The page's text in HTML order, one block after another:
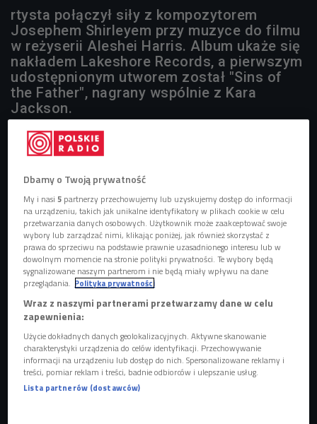
rtysta połączył siły z kompozytorem
Josephem Shirleyem przy muzyce do filmu
w reżyserii Aleshei Harris. Album ukaże się
nakładem Lakeshore Records, a pierwszym
udostępnionym utworem został "Sins of
the Father", nagrany wspólnie z Kara
Jackson.
Moses Sumney Foto: ETIENNE LAURENT/AFP/East News
"Is God Is"to film będący ekranizacją głośnej sztuki
teatralnejAleshei Harris, łączący elementy southern gothic,
greckiej tragedii i współczesnego thrillera. Fabuła skupia
się na losach sióstr bliźniaczek, które wyruszają w brutalną
Dbamy o Twoją prywatność
My i nasi5 partnerzy przechowujemy lub uzyskujemy dostęp do informacji
na urządzeniu, takich jak unikalne identyfikatory w plikach cookie w celu
przetwarzania danych osobowych. Użytkownik może zaakceptować swoje
wybory lub zarządzać nimi, klikając poniżej, jak również skorzystać z
prawa do sprzeciwu na podstawie prawnie uzasadnionego interesu lub w
dowolnym momencie na stronie polityki prywatności. Te wybory będą
sygnalizowane naszym partnerom i nie będą miały wpływu na dane
przeglądania. Polityka prywatności
Wraz z naszymi partnerami przetwarzamy dane w celu
zapewnienia:
Użycie dokładnych danych geolokalizacyjnych. Aktywne skanowanie
charakterystyki urządzenia do celów identyfikacji. Przechowywanie
informacji na urządzeniu lub dostęp do nich. Spersonalizowane reklamy i
treści, pomiar reklam i treści, badnie odbiorców i ulepszanie usług.
Lista partnerów (dostawców)